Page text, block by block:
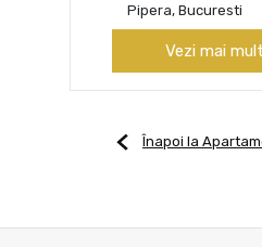
Pipera, Bucuresti
Vezi mai
Înapoi la